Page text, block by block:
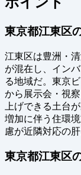
東京都江東区
江東区は豊洲・
が混在し、イン
る地域だ。東京
から展示会・視
上げできる土台
増加に伴う住環
慮が近隣対応の肝
東京都江東区